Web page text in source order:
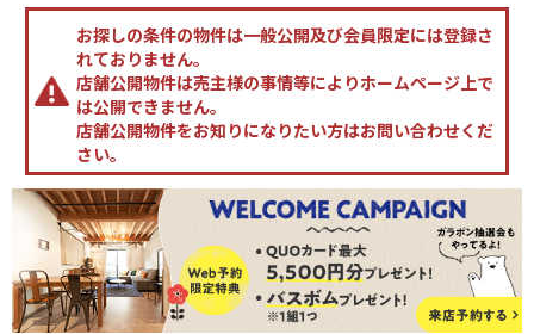
お探しの条件の物件は一般公開及び会員限定には登録さ
れておりません。
店舗公開物件は売主様の事情等によりホームページ上で
は公開できません。
店舗公開物件をお知りになりたい方はお問い合わせくだ
さい。